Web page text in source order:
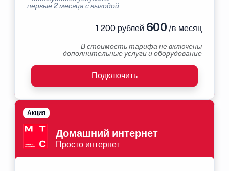
первые 2 месяца с выгодой
1 200 рублей600 /в месяц
В стоимость тарифа не включены
дополнительные услуги и оборудование
Подключить
Домашний интернет
Просто интернет
Акция